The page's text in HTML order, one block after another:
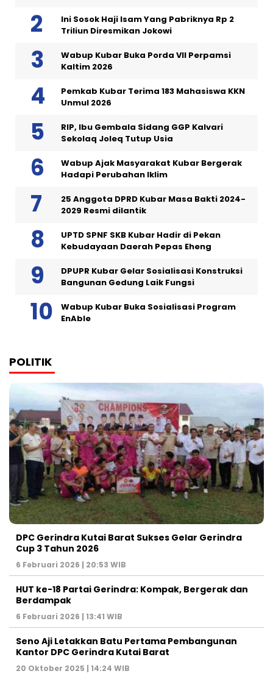
Ini Sosok Haji Isam Yang Pabriknya Rp 2
Triliun Diresmikan Jokowi
Wabup Kubar Buka Porda VII Perpamsi
Kaltim 2026
Pemkab Kubar Terima 183 Mahasiswa KKN
Unmul 2026
RIP, Ibu Gembala Sidang GGP Kalvari
Sekolaq Joleq Tutup Usia
Wabup Ajak Masyarakat Kubar Bergerak
Hadapi Perubahan Iklim
25 Anggota DPRD Kubar Masa Bakti 2024-
2029 Resmi dilantik
UPTD SPNF SKB Kubar Hadir di Pekan
Kebudayaan Daerah Pepas Eheng
DPUPR Kubar Gelar Sosialisasi Konstruksi
Bangunan Gedung Laik Fungsi
Wabup Kubar Buka Sosialisasi Program
EnAble
POLITIK
DPC Gerindra Kutai Barat Sukses Gelar Gerindra
Cup 3 Tahun 2026
6 Februari 2026 | 20:53 WIB
HUT ke-18 Partai Gerindra: Kompak, Bergerak dan
Berdampak
6 Februari 2026 | 13:41 WIB
Seno Aji Letakkan Batu Pertama Pembangunan
Kantor DPC Gerindra Kutai Barat
20 Oktober 2025 | 14:24 WIB